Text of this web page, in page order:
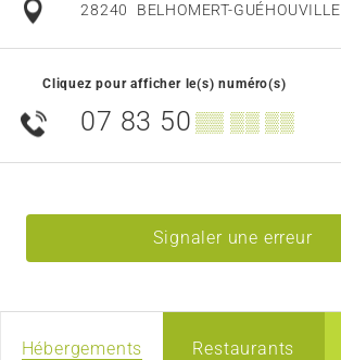
28240 BELHOMERT-GUÉHOUVILLE
Cliquez pour afficher le(s) numéro(s)
07 83 50 ▒▒ ▒▒ ▒▒
Signaler une erreur
Hébergements Restaurants